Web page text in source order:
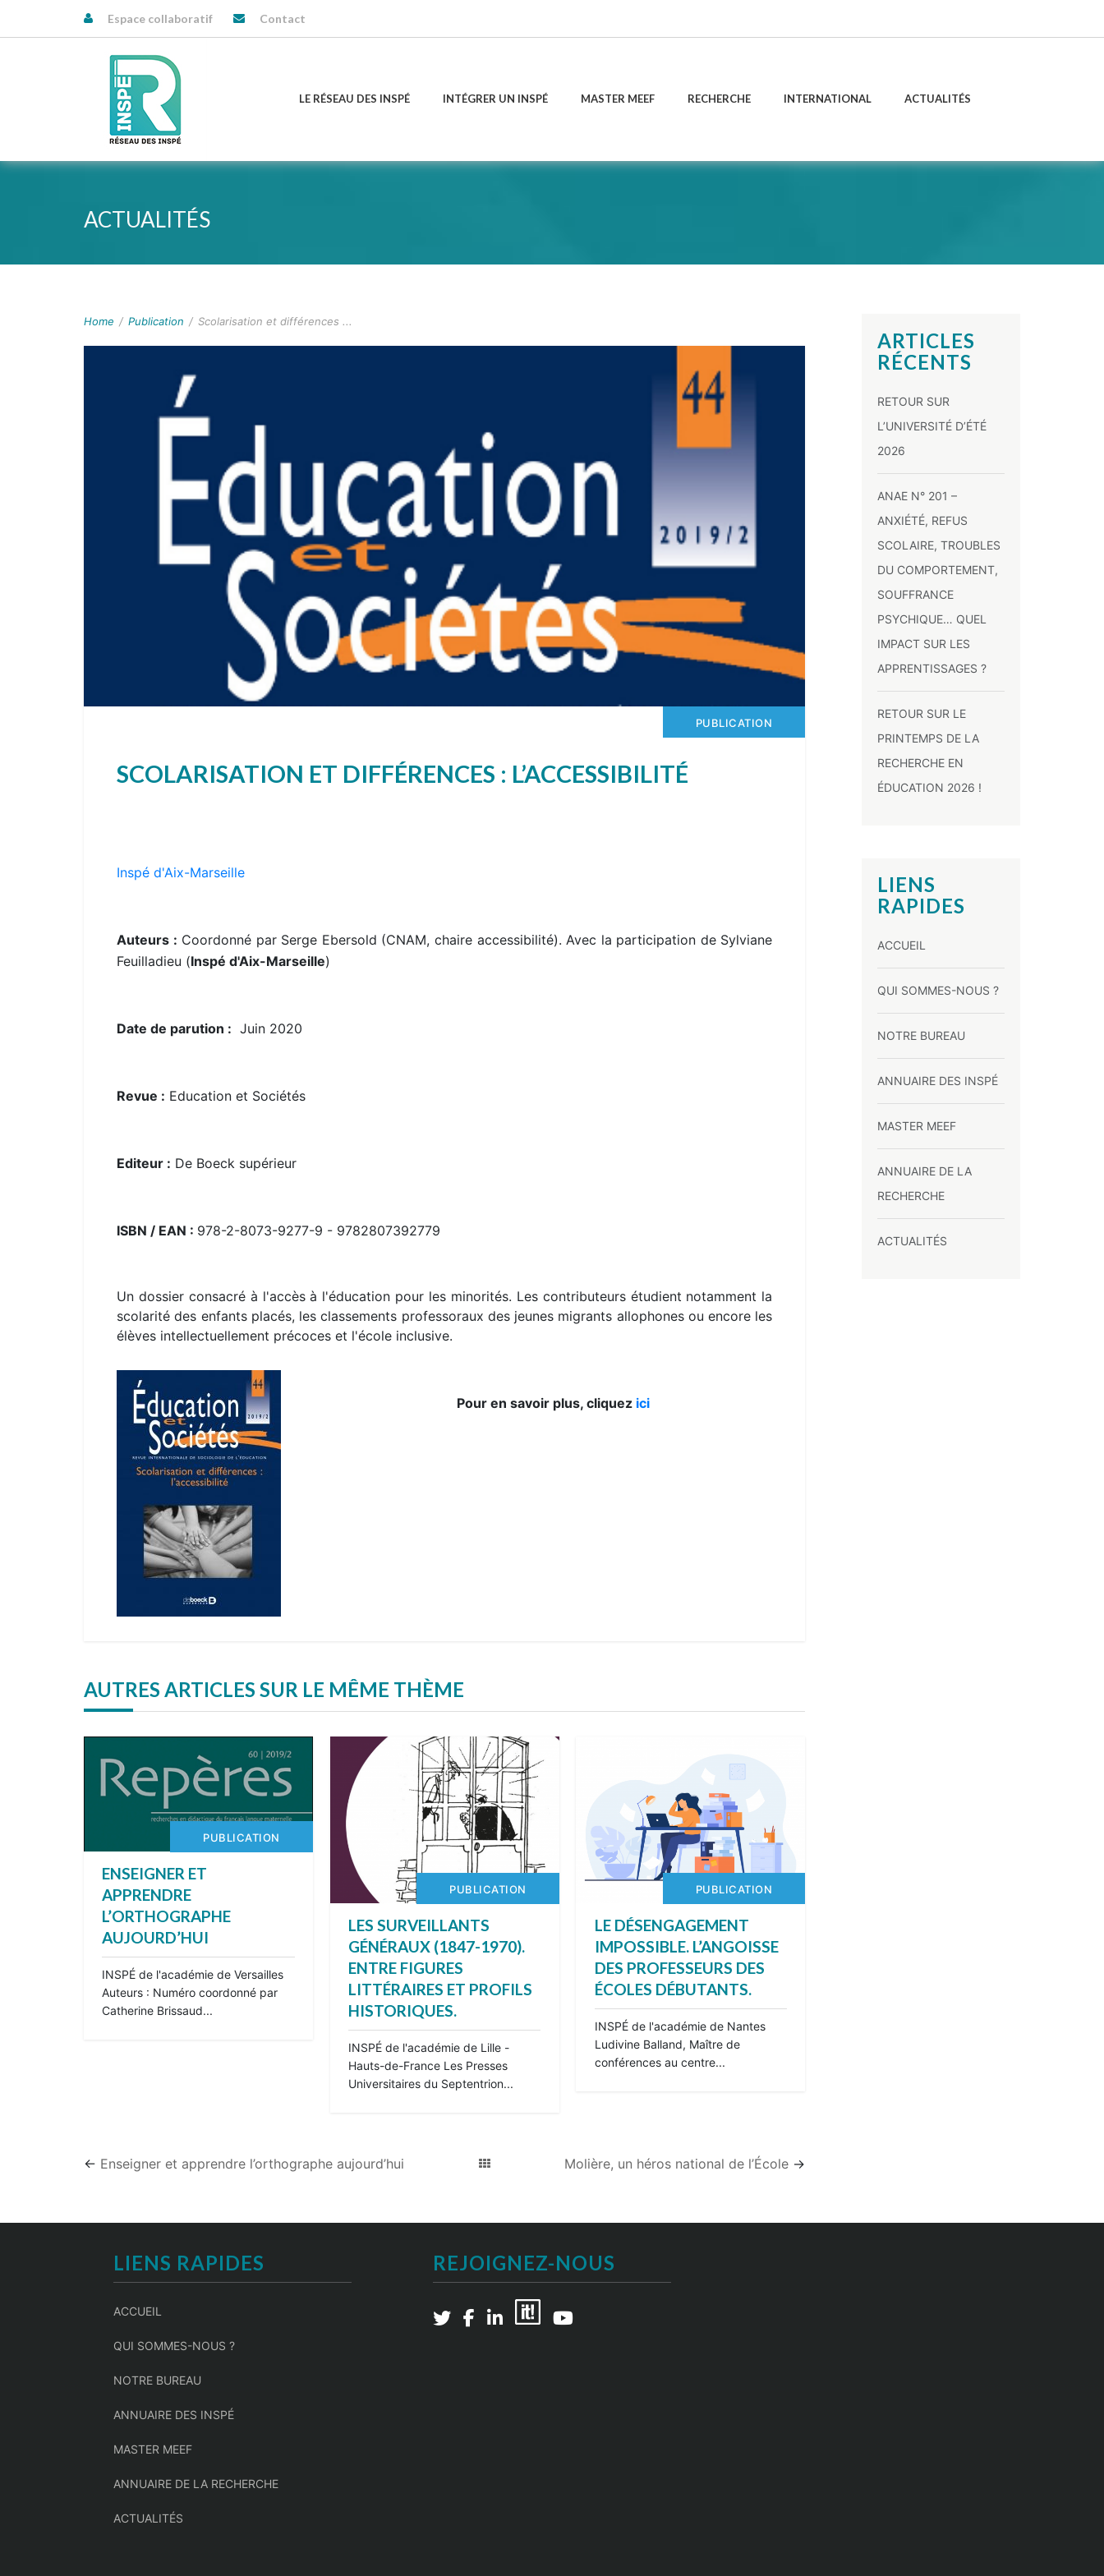
Espace collaboratif Contact
LE RÉSEAU DES INSPÉ INTÉGRER UN INSPÉ MASTER MEEF RECHERCHE INTERNATIONAL ACTUALITÉS
ACTUALITÉS
Home / Publication / Scolarisation et différences ...
PUBLICATION
SCOLARISATION ET DIFFÉRENCES : L’ACCESSIBILITÉ
Inspé d'Aix-Marseille
Auteurs : Coordonné par Serge Ebersold (CNAM, chaire accessibilité). Avec la participation de Sylviane
Feuilladieu (Inspé d'Aix-Marseille)
Date de parution : Juin 2020
Revue : Education et Sociétés
Editeur : De Boeck supérieur
ISBN / EAN : 978-2-8073-9277-9 - 9782807392779
Un dossier consacré à l'accès à l'éducation pour les minorités. Les contributeurs étudient notamment la
scolarité des enfants placés, les classements professoraux des jeunes migrants allophones ou encore les
élèves intellectuellement précoces et l'école inclusive.
Pour en savoir plus, cliquez ici
AUTRES ARTICLES SUR LE MÊME THÈME
PUBLICATION
ENSEIGNER ET
APPRENDRE
L’ORTHOGRAPHE
AUJOURD’HUI
INSPÉ de l'académie de Versailles
Auteurs : Numéro coordonné par
Catherine Brissaud...
PUBLICATION
LES SURVEILLANTS
GÉNÉRAUX (1847-1970).
ENTRE FIGURES
LITTÉRAIRES ET PROFILS
HISTORIQUES.
INSPÉ de l'académie de Lille -
Hauts-de-France Les Presses
Universitaires du Septentrion...
PUBLICATION
LE DÉSENGAGEMENT
IMPOSSIBLE. L’ANGOISSE
DES PROFESSEURS DES
ÉCOLES DÉBUTANTS.
INSPÉ de l'académie de Nantes
Ludivine Balland, Maître de
conférences au centre...
← Enseigner et apprendre l’orthographe aujourd’hui Molière, un héros national de l’École →
ARTICLES
RÉCENTS
RETOUR SUR
L’UNIVERSITÉ D’ÉTÉ
2026
ANAE N° 201 –
ANXIÉTÉ, REFUS
SCOLAIRE, TROUBLES
DU COMPORTEMENT,
SOUFFRANCE
PSYCHIQUE… QUEL
IMPACT SUR LES
APPRENTISSAGES ?
RETOUR SUR LE
PRINTEMPS DE LA
RECHERCHE EN
ÉDUCATION 2026 !
LIENS
RAPIDES
ACCUEIL
QUI SOMMES-NOUS ?
NOTRE BUREAU
ANNUAIRE DES INSPÉ
MASTER MEEF
ANNUAIRE DE LA
RECHERCHE
ACTUALITÉS
LIENS RAPIDES
ACCUEIL
QUI SOMMES-NOUS ?
NOTRE BUREAU
ANNUAIRE DES INSPÉ
MASTER MEEF
ANNUAIRE DE LA RECHERCHE
ACTUALITÉS
REJOIGNEZ-NOUS